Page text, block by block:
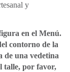
y
en el Menú.
contorno de la
de una vedetina
talle, por favor,